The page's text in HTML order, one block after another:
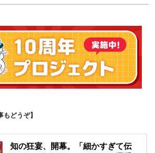
もどうぞ】
知の狂宴、開幕。「細かすぎて伝